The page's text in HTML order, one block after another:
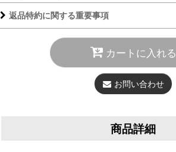
返品特約に関する重要事項
カートに入れる
お問い合わせ
商品詳細